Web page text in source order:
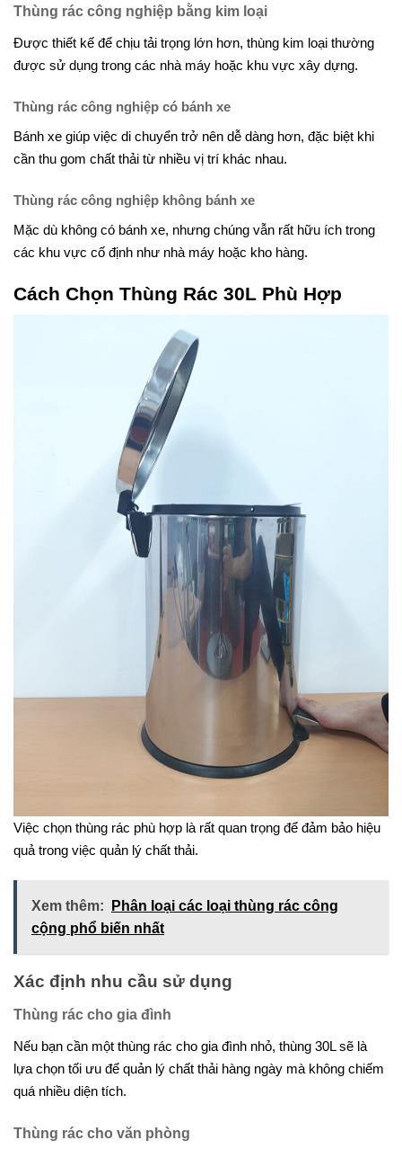
Thùng rác công nghiệp bằng kim loại
Được thiết kế để chịu tải trọng lớn hơn, thùng kim loại thường
được sử dụng trong các nhà máy hoặc khu vực xây dựng.
Thùng rác công nghiệp có bánh xe
Bánh xe giúp việc di chuyển trở nên dễ dàng hơn, đặc biệt khi
cần thu gom chất thải từ nhiều vị trí khác nhau.
Thùng rác công nghiệp không bánh xe
Mặc dù không có bánh xe, nhưng chúng vẫn rất hữu ích trong
các khu vực cố định như nhà máy hoặc kho hàng.
Cách Chọn Thùng Rác 30L Phù Hợp
Việc chọn thùng rác phù hợp là rất quan trọng để đảm bảo hiệu
quả trong việc quản lý chất thải.
Xem thêm:
Phân loại các loại thùng rác công
cộng phổ biến nhất
Xác định nhu cầu sử dụng
Thùng rác cho gia đình
Nếu bạn cần một thùng rác cho gia đình nhỏ, thùng 30L sẽ là
lựa chọn tối ưu để quản lý chất thải hàng ngày mà không chiếm
quá nhiều diện tích.
Thùng rác cho văn phòng